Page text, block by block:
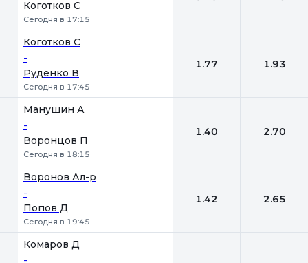
Коготков С
Сегодня в 17:15
Коготков С
-
Руденко В
Сегодня в 17:45
1.77 1.93
Манушин А
-
Воронцов П
Сегодня в 18:15
1.40 2.70
Воронов Ал-р
-
Попов Д
Сегодня в 19:45
1.42 2.65
Комаров Д
-